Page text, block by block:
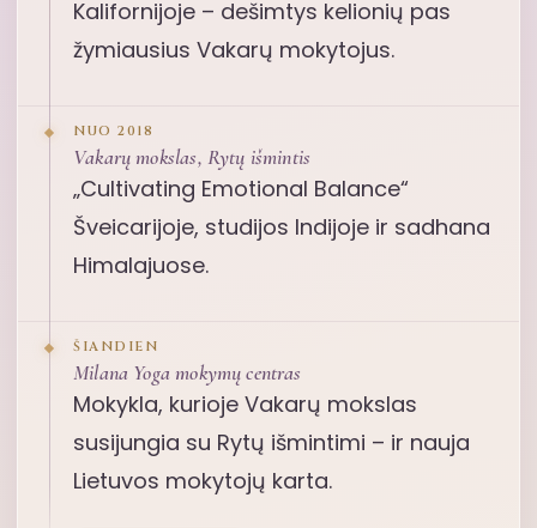
Kalifornijoje – dešimtys kelionių pas
žymiausius Vakarų mokytojus.
NUO 2018
Vakarų mokslas, Rytų išmintis
„Cultivating Emotional Balance“
Šveicarijoje, studijos Indijoje ir sadhana
Himalajuose.
ŠIANDIEN
Milana Yoga mokymų centras
Mokykla, kurioje Vakarų mokslas
susijungia su Rytų išmintimi – ir nauja
Lietuvos mokytojų karta.